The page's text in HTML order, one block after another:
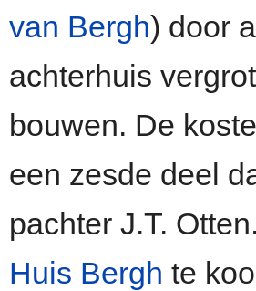
van Bergh) door
achterhuis
bouwen. De
een zesde deel
pachter J.T.
Huis Bergh te